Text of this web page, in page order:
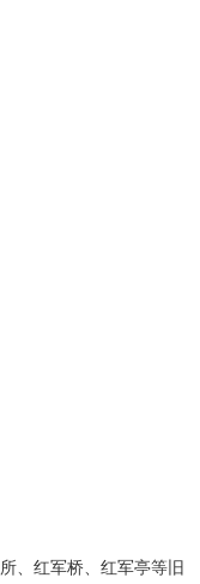
、红军桥、红军亭等旧